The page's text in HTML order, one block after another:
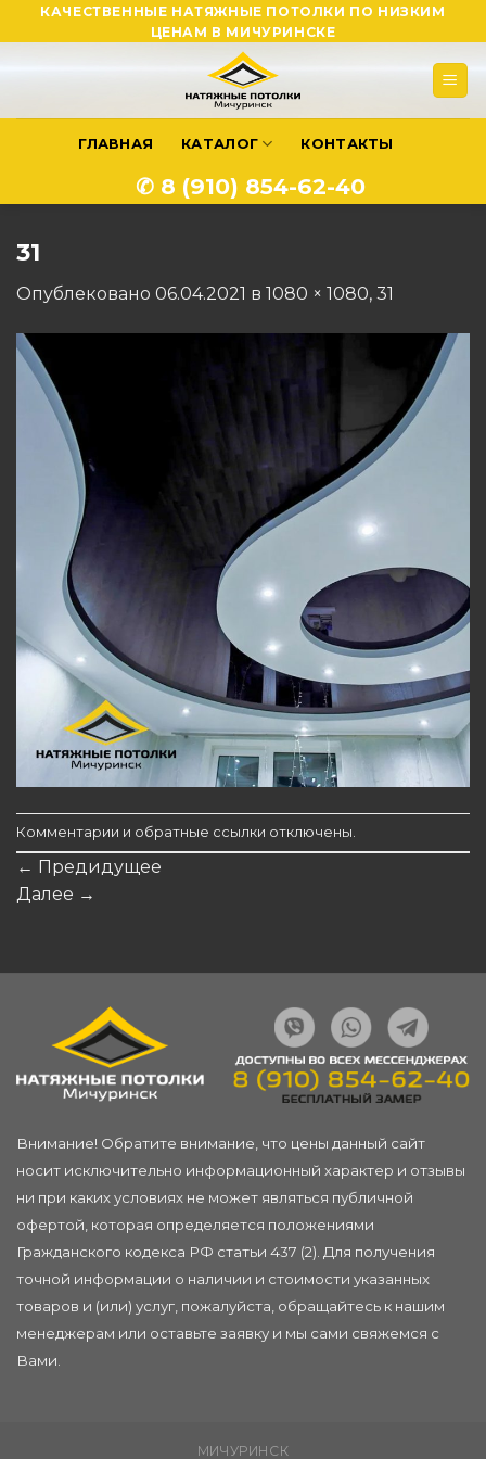
to
КАЧЕСТВЕННЫЕ НАТЯЖНЫЕ ПОТОЛКИ ПО НИЗКИМ
ЦЕНАМ В МИЧУРИНСКЕ
ГЛАВНАЯ КАТАЛОГ КОНТАКТЫ
✆ 8 (910) 854-62-40
31
Опублековано 06.04.2021 в 1080 × 1080, 31
Комментарии и обратные ссылки отключены.
← Предидущее
Далее →
Внимание! Обратите внимание, что цены данный сайт
носит исключительно информационный характер и отзывы
ни при каких условиях не может являться публичной
офертой, которая определяется положениями
Гражданского кодекса РФ статьи 437 (2). Для получения
точной информации о наличии и стоимости указанных
товаров и (или) услуг, пожалуйста, обращайтесь к нашим
менеджерам или оставьте заявку и мы сами свяжемся с
Вами.
МИЧУРИНСК